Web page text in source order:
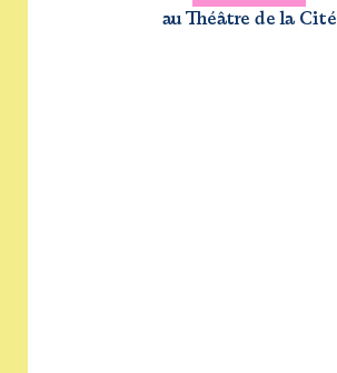
au Théâtre de la Cité